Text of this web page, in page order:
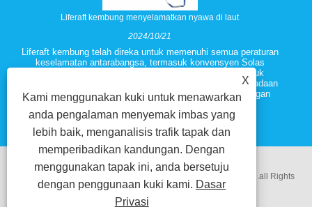
Liferaft kembung menyelamatkan nyawa di laut
2024/10/21
Liferaft kembung telah direka untuk memenuhi semua peraturan
keselamatan antarabangsa, termasuk konvensyen Solas
(Keselamatan Kehidupan di Laut). Piawaian ini termasuk
keupayaan rakit untuk terus tegak dan bertahan dalam keadaan
cuaca yang teruk, walaupun dimuatkan sepenuhnya dengan
penumpang dan peralatan.
Hakcipta @ 2018 Ningbo Zhenhua Electrical Equipment Co.Ltd.all Rights
Reserved.
X
Kami menggunakan kuki untuk menawarkan
anda pengalaman menyemak imbas yang
lebih baik, menganalisis trafik tapak dan
memperibadikan kandungan. Dengan
menggunakan tapak ini, anda bersetuju
dengan penggunaan kuki kami. Dasar
Privasi